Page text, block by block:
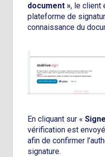
document », le client
plateforme de
connaissance du
En cliquant sur «
vérification est
afin de confirmer
signature.